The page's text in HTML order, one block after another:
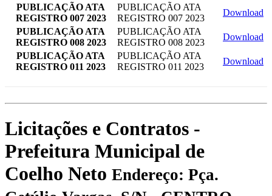
PUBLICAÇÃO ATA
REGISTRO 007 2023
PUBLICAÇÃO ATA
REGISTRO 007 2023
Download
PUBLICAÇÃO ATA
REGISTRO 008 2023
PUBLICAÇÃO ATA
REGISTRO 008 2023
Download
PUBLICAÇÃO ATA
REGISTRO 011 2023
PUBLICAÇÃO ATA
REGISTRO 011 2023
Download
Licitações e Contratos -
Prefeitura Municipal de
Coelho Neto Endereço: Pça.